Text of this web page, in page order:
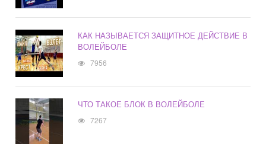
КАК НАЗЫВАЕТСЯ ЗАЩИТНОЕ ДЕЙСТВИЕ В
ВОЛЕЙБОЛЕ
7956
ЧТО ТАКОЕ БЛОК В ВОЛЕЙБОЛЕ
7267